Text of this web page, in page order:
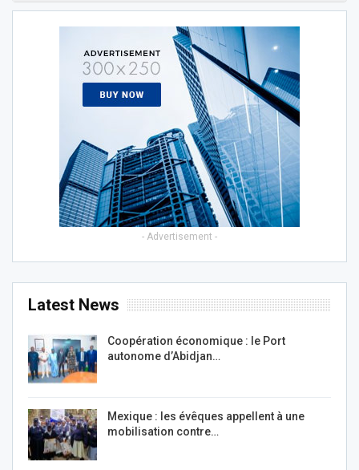
- Advertisement -
Latest News
Coopération économique : le Port
autonome d’Abidjan…
Mexique : les évêques appellent à une
mobilisation contre…